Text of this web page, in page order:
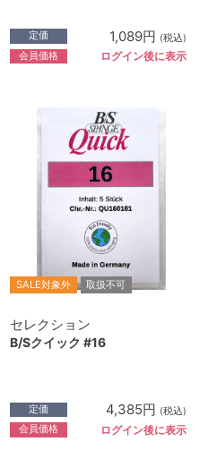
定価 1,089円 (税込)
会員価格 ログイン後に表示
SALE対象外 取扱不可
セレクション
B/Sクイック #16
定価 4,385円 (税込)
会員価格 ログイン後に表示